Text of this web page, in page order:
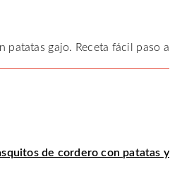
gajo. Receta fácil paso a
de cordero con patatas y